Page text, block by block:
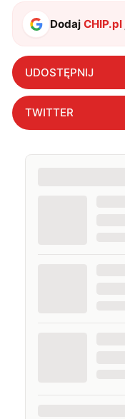
DodajCHIP.pl
UDOSTĘPNIJ
TWITTER